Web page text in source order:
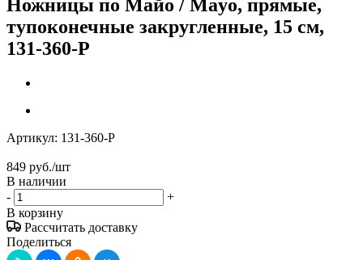
Ножницы по Майо / Mayo, прямые,
тупоконечные закругленные, 15 см,
131-360-P
Артикул: 131-360-P
849 руб./шт
В наличии
-
+
В корзину
Рассчитать доставку
Поделиться